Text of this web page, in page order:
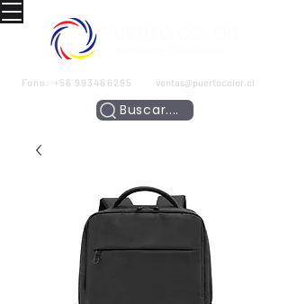
Fono: +56 993466295 ventas@puertocolor.cl
Buscar....